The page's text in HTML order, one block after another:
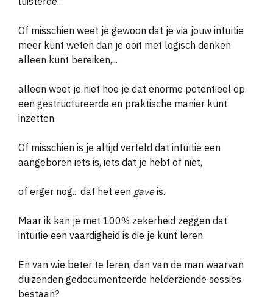
Of misschien weet je gewoon dat je via jouw intuïtie
meer kunt weten dan je ooit met logisch denken
alleen kunt bereiken,...
alleen weet je niet hoe je dat enorme potentieel op
een gestructureerde en praktische manier kunt
inzetten.
Of misschien is je altijd verteld dat intuïtie een
aangeboren iets is, iets dat je hebt of niet,
of erger nog... dat het een gaveis.
Maar ik kan je met 100% zekerheid zeggen dat
intuïtie een vaardigheid is die je kunt leren.
En van wie beter te leren, dan van de man waarvan
duizenden gedocumenteerde helderziende sessies
bestaan?